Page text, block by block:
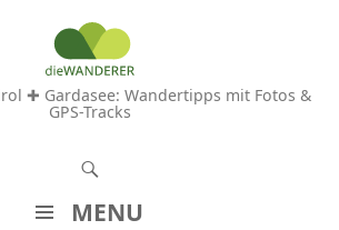
✚ Gardasee: Wandertipps mit Fotos &
GPS-Tracks
MENU